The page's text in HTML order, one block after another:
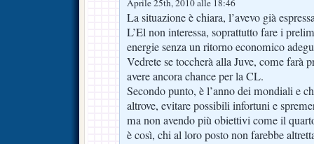
Aprile 25th, 2010 alle 18:46
La situazione è chiara, l’avevo già
L’El non interessa, soprattutto fare i
energie senza un ritorno economico
Vedrete se toccherà alla Juve, come farà
avere ancora chance per la CL.
Secondo punto, è l’anno dei mondiali e
altrove, evitare possibili infortuni e
ma non avendo più obiettivi come il
è così, chi al loro posto non farebbe